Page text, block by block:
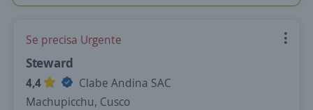
Se precisa Urgente
Steward
4,4
Clabe Andina SAC
Machupicchu, Cusco